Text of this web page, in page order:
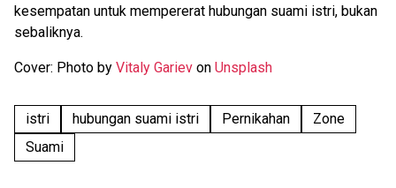
kesempatan untuk mempererat hubungan suami istri, bukan
sebaliknya.
Cover: Photo by Vitaly Gariev on Unsplash
istri hubungan suami istri Pernikahan
Zone
Suami